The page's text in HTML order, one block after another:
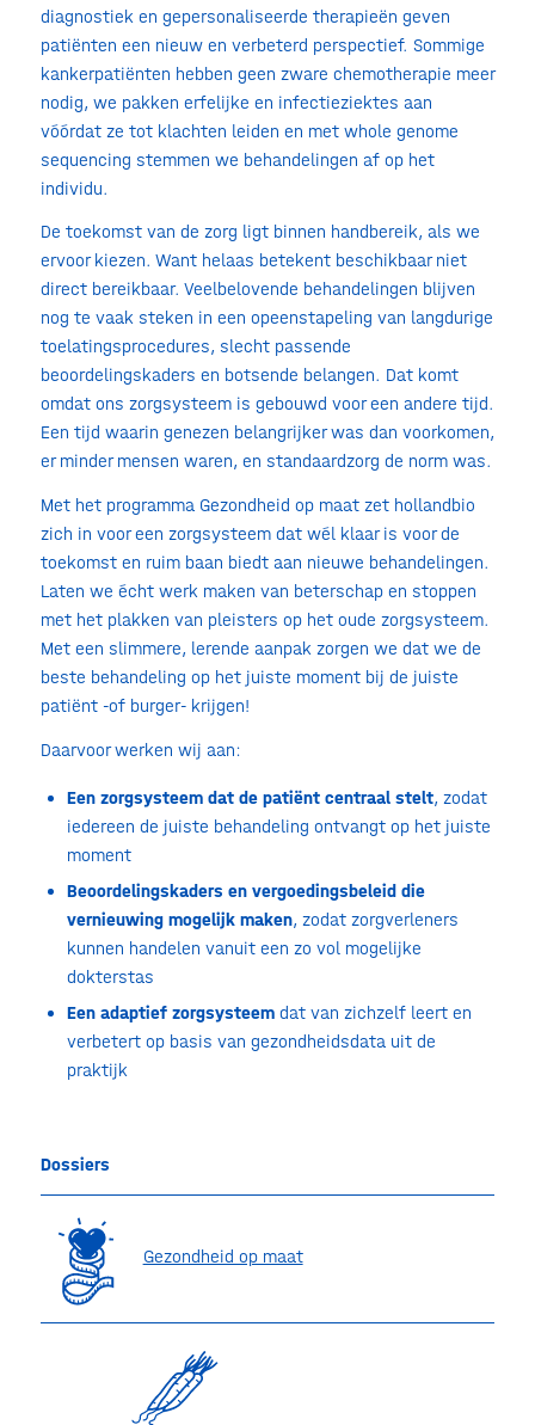
diagnostiek en gepersonaliseerde therapieën geven
patiënten een nieuw en verbeterd perspectief. Sommige
kankerpatiënten hebben geen zware chemotherapie meer
nodig, we pakken erfelijke en infectieziektes aan
vóórdat ze tot klachten leiden en met whole genome
sequencing stemmen we behandelingen af op het
individu.
De toekomst van de zorg ligt binnen handbereik, als we
ervoor kiezen. Want helaas betekent beschikbaar niet
direct bereikbaar. Veelbelovende behandelingen blijven
nog te vaak steken in een opeenstapeling van langdurige
toelatingsprocedures, slecht passende
beoordelingskaders en botsende belangen. Dat komt
omdat ons zorgsysteem is gebouwd voor een andere tijd.
Een tijd waarin genezen belangrijker was dan voorkomen,
er minder mensen waren, en standaardzorg de norm was.
Met het programma Gezondheid op maat zet hollandbio
zich in voor een zorgsysteem dat wél klaar is voor de
toekomst en ruim baan biedt aan nieuwe behandelingen.
Laten we écht werk maken van beterschap en stoppen
met het plakken van pleisters op het oude zorgsysteem.
Met een slimmere, lerende aanpak zorgen we dat we de
beste behandeling op het juiste moment bij de juiste
patiënt -of burger- krijgen!
Daarvoor werken wij aan:
Een zorgsysteem dat de patiënt centraal stelt, zodat
iedereen de juiste behandeling ontvangt op het juiste
moment
Beoordelingskaders en vergoedingsbeleid die
vernieuwing mogelijk maken, zodat zorgverleners
kunnen handelen vanuit een zo vol mogelijke
dokterstas
Een adaptief zorgsysteemdat van zichzelf leert en
verbetert op basis van gezondheidsdata uit de
praktijk
Dossiers
Gezondheid op maat